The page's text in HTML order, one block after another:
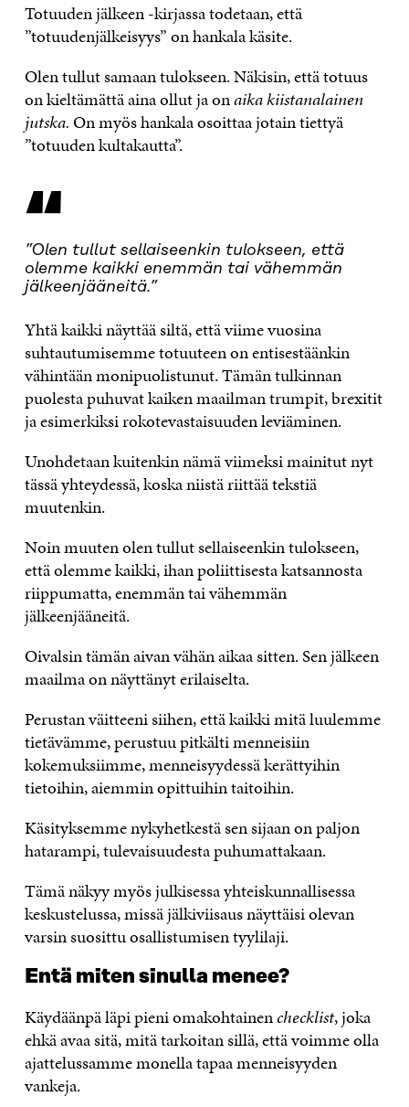
Totuuden jälkeen -kirjassa todetaan, että
”totuudenjälkeisyys” on hankala käsite.
Olen tullut samaan tulokseen. Näkisin, että totuus
on kieltämättä aina ollut ja onaika kiistanalainen
jutska.On myös hankala osoittaa jotain tiettyä
”totuuden kultakautta”.
“
”Olen tullut sellaiseenkin tulokseen, että
olemme kaikki enemmän tai vähemmän
jälkeenjääneitä.”
Yhtä kaikki näyttää siltä, että viime vuosina
suhtautumisemme totuuteen on entisestäänkin
vähintään monipuolistunut. Tämän tulkinnan
puolesta puhuvat kaiken maailman trumpit, brexitit
ja esimerkiksi rokotevastaisuuden leviäminen.
Unohdetaan kuitenkin nämä viimeksi mainitut nyt
tässä yhteydessä, koska niistä riittää tekstiä
muutenkin.
Noin muuten olen tullut sellaiseenkin tulokseen,
että olemme kaikki, ihan poliittisesta katsannosta
riippumatta, enemmän tai vähemmän
jälkeenjääneitä.
Oivalsin tämän aivan vähän aikaa sitten. Sen jälkeen
maailma on näyttänyt erilaiselta.
Perustan väitteeni siihen, että kaikki mitä luulemme
tietävämme, perustuu pitkälti menneisiin
kokemuksiimme, menneisyydessä kerättyihin
tietoihin, aiemmin opittuihin taitoihin.
Käsityksemme nykyhetkestä sen sijaan on paljon
hatarampi, tulevaisuudesta puhumattakaan.
Tämä näkyy myös julkisessa yhteiskunnallisessa
keskustelussa, missä jälkiviisaus näyttäisi olevan
varsin suosittu osallistumisen tyylilaji.
Entä miten sinulla menee?
Käydäänpä läpi pieni omakohtainenchecklist, joka
ehkä avaa sitä, mitä tarkoitan sillä, että voimme olla
ajattelussamme monella tapaa menneisyyden
vankeja.